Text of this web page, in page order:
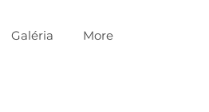
Galéria More